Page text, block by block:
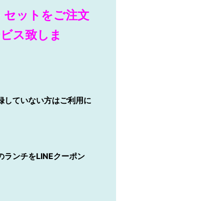
ットをご注文
ス致しま
ていない方はご利用に
ンチをLINEクーポン